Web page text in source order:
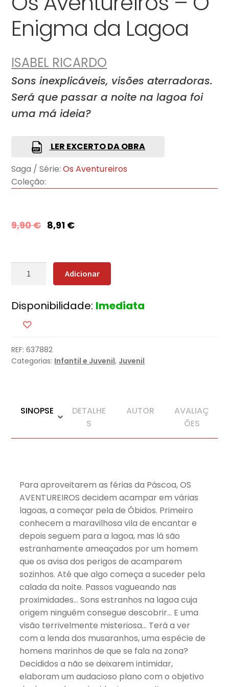
Enigma da Lagoa
ISABEL RICARDO
Sons inexplicáveis, visões aterradoras.
Será que passar a noite na lagoa foi
uma má ideia?
LER EXCERTO DA OBRA
Saga / Série: Os Aventureiros
Coleção:
9,90€ 8,91 €
Quantidade
Aventureiros
Enigma
da
Adicionar
Disponibilidade: Imediata
REF:637882
Categorias: Infantil e Juvenil, Juvenil
SINOPSE
DETALHE
S
AUTOR
AVALIAÇ
ÕES
Para aproveitarem as férias da Páscoa, OS
AVENTUREIROS decidem acampar em várias
lagoas, a começar pela de Óbidos. Primeiro
conhecem a maravilhosa vila de encantar e
depois seguem para a lagoa, mas lá são
estranhamente ameaçados por um homem
que os avisa dos perigos de acamparem
sozinhos. Até que algo começa a suceder pela
calada da noite. Passos vagueando nas
proximidades… Sons estranhos na lagoa cuja
origem ninguém consegue descobrir… E uma
visão terrivelmente misteriosa… Terá a ver
com a lenda dos musaranhos, uma espécie de
homens marinhos de que se fala na zona?
Decididos a não se deixarem intimidar,
elaboram um audacioso plano com o objetivo